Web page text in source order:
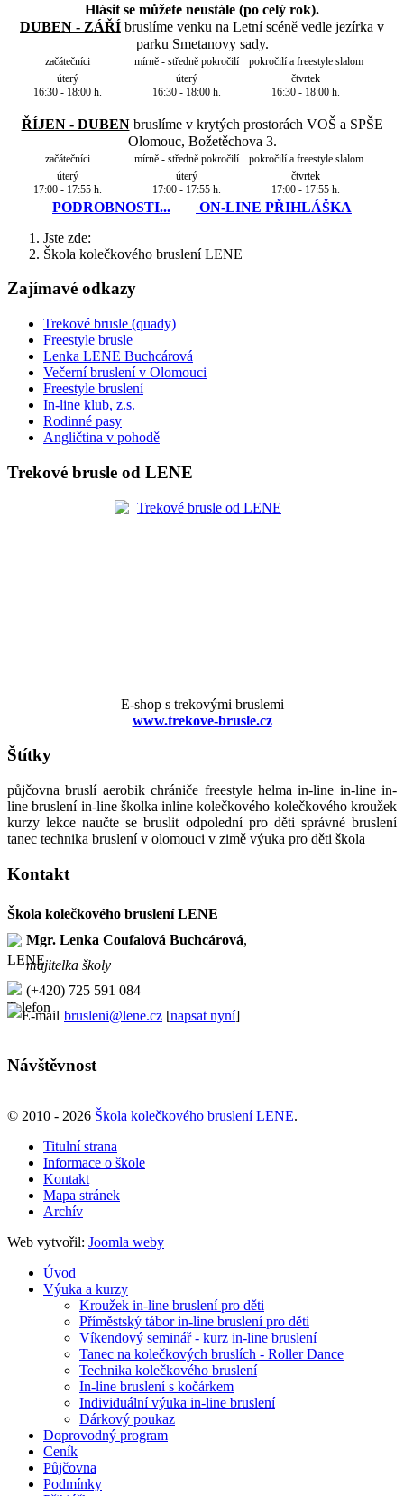
Hlásit se můžete neustále (po celý rok).
DUBEN - ZÁŘÍ bruslíme venku na Letní scéně vedle jezírka v
parku Smetanovy sady.
začátečníci mírně - středně pokročilí
pokročilí a freestyle slalom
úterý
16:30 - 18:00 h.
úterý
16:30 - 18:00 h.
čtvrtek
16:30 - 18:00 h.
ŘÍJEN - DUBENbruslíme v krytých prostorách VOŠ a SPŠE
Olomouc, Božetěchova 3.
začátečníci mírně - středně pokročilí
pokročilí a freestyle slalom
úterý
17:00 - 17:55 h.
úterý
17:00 - 17:55 h.
čtvrtek
17:00 - 17:55 h.
PODROBNOSTI...
ON-LINE PŘIHLÁŠKA
Jste zde:
Škola kolečkového bruslení LENE
Zajímavé odkazy
Trekové brusle (quady)
Freestyle brusle
Lenka LENE Buchcárová
Večerní bruslení v Olomouci
Freestyle bruslení
In-line klub, z.s.
Rodinné pasy
Angličtina v pohodě
Trekové brusle od LENE
E-shop s trekovými bruslemi
www.trekove-brusle.cz
Štítky
půjčovna bruslí aerobik chrániče freestyle helma in-line in-line in-
line bruslení in-line školka inline kolečkového kolečkového kroužek
kurzy lekce naučte se bruslit odpolední pro děti správné bruslení
tanec technika bruslení v olomouci v zimě výuka pro děti škola
Kontakt
Škola kolečkového bruslení LENE
Mgr. Lenka Coufalová Buchcárová,
majitelka školy
(+420) 725 591 084
brusleni@lene.cz [napsat nyní]
Návštěvnost
© 2010 - 2026 Škola kolečkového bruslení LENE.
Titulní strana
Informace o škole
Kontakt
Mapa stránek
Archív
Web vytvořil: Joomla weby
Úvod
Výuka a kurzy
Kroužek in-line bruslení pro děti
Příměstský tábor in-line bruslení pro děti
Víkendový seminář - kurz in-line bruslení
Tanec na kolečkových bruslích - Roller Dance
Technika kolečkového bruslení
In-line bruslení s kočárkem
Individuální výuka in-line bruslení
Dárkový poukaz
Doprovodný program
Ceník
Půjčovna
Podmínky